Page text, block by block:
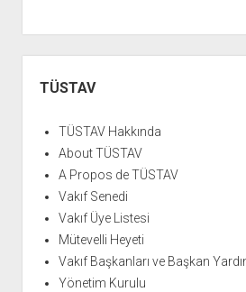
Menü
TÜSTAV
TÜSTAV Hakkında
About TÜSTAV
A Propos de TÜSTAV
Vakıf Senedi
Vakıf Üye Listesi
Mütevelli Heyeti
Vakıf Başkanları ve Başkan
Yönetim Kurulu